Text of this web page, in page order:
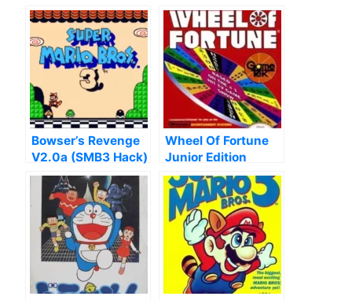
Bowser’s Revenge
V2.0a (SMB3 Hack)
Wheel Of Fortune
Junior Edition